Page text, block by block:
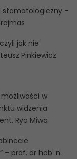
stomatologiczny –
jak nie
Pinkiewicz
możliwości w
widzenia
Ryo Miwa
– prof. dr hab. n.